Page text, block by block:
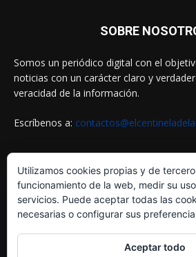
SOBRE
Somos un periódico digital con el
noticias con un carácter claro y
veracidad de la información.
Escríbenos a:
SIGUENOS EN
Utilizamos cookies propias y de
funcionamiento de la web, medir su
servicios. Puede aceptar todas las
necesarias o configurar sus
Aceptar todo